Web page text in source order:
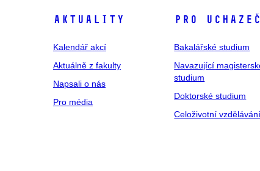
Aktuality
Kalendář akcí
Aktuálně z fakulty
Napsali o nás
Pro média
Pro
Bakalářské studium
Navazující
studium
Doktorské studium
Celoživotní vzdělávání